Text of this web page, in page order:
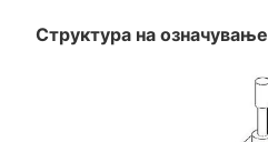
Структура на означување